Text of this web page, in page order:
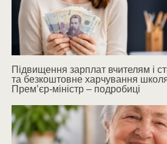
Підвищення зарплат вчителям і
та безкоштовне харчування
Прем’єр-міністр – подробиці